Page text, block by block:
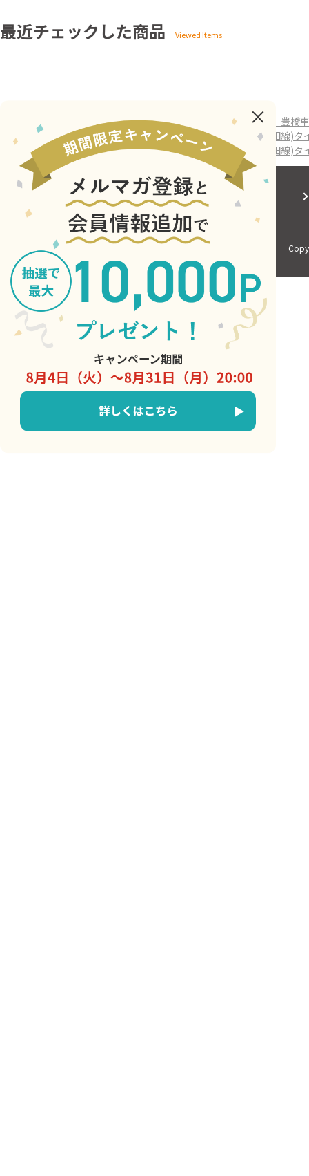
最近チェックした商品
> 硬券ショップ >国鉄グッズ >地図式車内券風メモ帳 豊橋
ホーム
> 鉄道グッズ >地図式車内券風メモ帳 豊橋車掌区(飯田線)タ
>その他雑貨 >地図式車内券風メモ帳 豊橋車掌区(飯田線)タ
会社概要 サイトご利用にあたって